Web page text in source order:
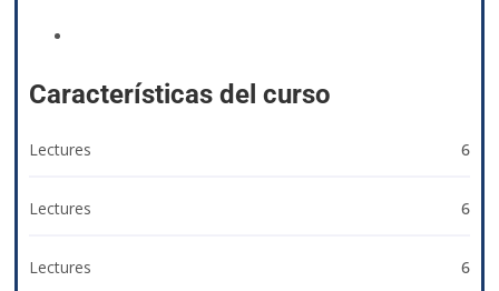
Características del curso
Lectures 6
Lectures 6
Lectures 6